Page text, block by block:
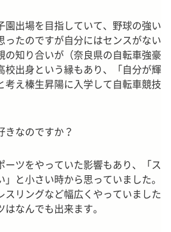
園出場を目指していて、野球の強い
ったのですが自分にはセンスがない
の知り合いが（奈良県の自転車強豪
校出身という縁もあり、「自分が輝
考え榛生昇陽に入学して自転車競技
きなのですか？
ーツをやっていた影響もあり、「ス
と小さい時から思っていました。
スリングなど幅広くやっていました
なんでも出来ます。